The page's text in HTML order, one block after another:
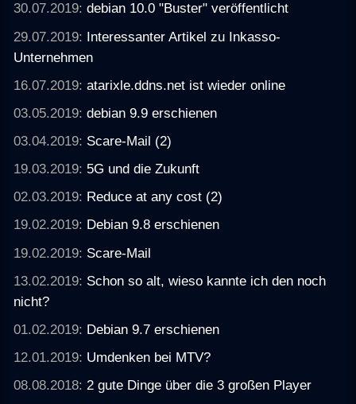
30.07.2019:debian 10.0 "Buster" veröffentlicht
29.07.2019: Interessanter Artikel zu Inkasso-
Unternehmen
16.07.2019:atarixle.ddns.net ist wieder online
03.05.2019:debian 9.9 erschienen
03.04.2019: Scare-Mail (2)
19.03.2019: 5G und die Zukunft
02.03.2019: Reduce at any cost (2)
19.02.2019: Debian 9.8 erschienen
19.02.2019: Scare-Mail
13.02.2019: Schon so alt, wieso kannte ich den noch
nicht?
01.02.2019: Debian 9.7 erschienen
12.01.2019: Umdenken bei MTV?
08.08.2018:2 gute Dinge über die 3 großen Player